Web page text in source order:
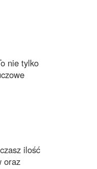
nie tylko
ilość
oraz